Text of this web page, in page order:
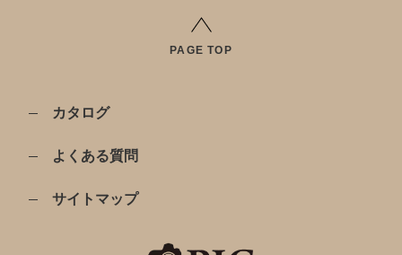
PAGE TOP
カタログ
よくある質問
サイトマップ